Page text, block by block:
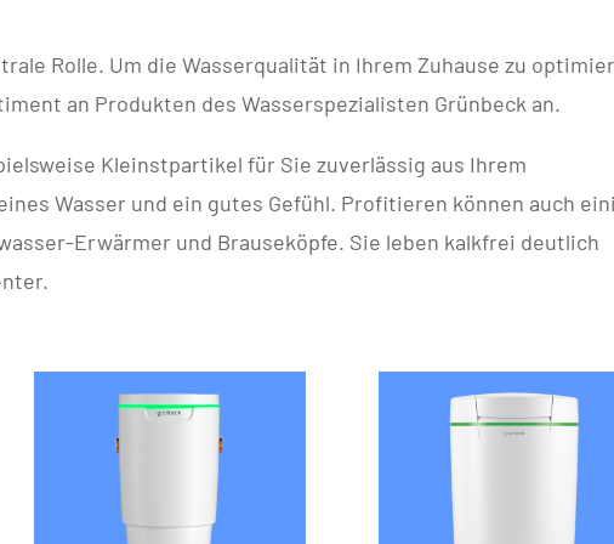
Rolle. Um die Wasserqualität in Ihrem Zuhause zu
an Produkten des Wasserspezialisten Grünbeck an.
Kleinstpartikel für Sie zuverlässig aus Ihrem
Wasser und ein gutes Gefühl. Profitieren können auch
Erwärmer und Brauseköpfe. Sie leben kalkfrei deutlich